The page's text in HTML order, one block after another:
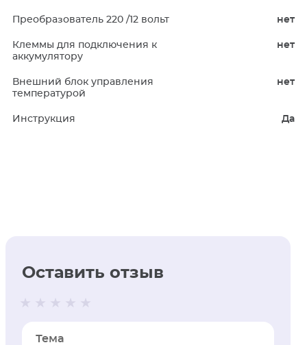
Преобразователь 220 /12 вольт нет
Клеммы для подключения к
аккумулятору
нет
Внешний блок управления
температурой
нет
Инструкция Да
Оставить отзыв
Тема